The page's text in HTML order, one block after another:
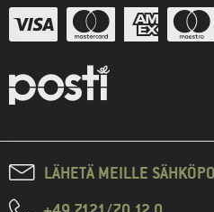
LÄHETÄ MEILLE